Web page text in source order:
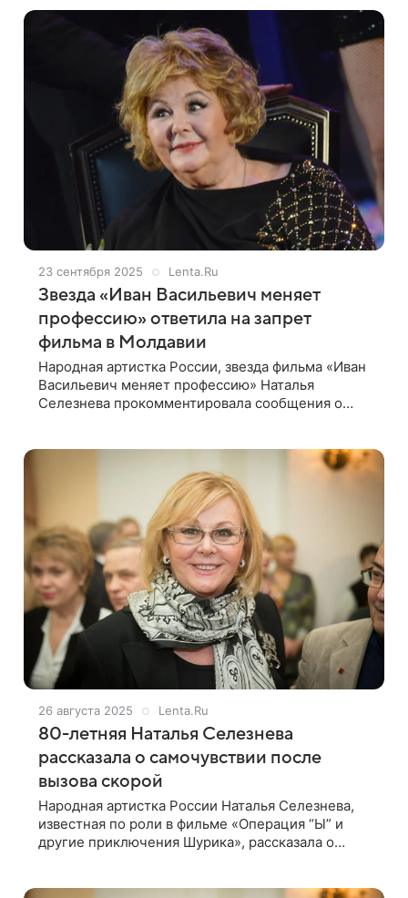
23 сентября 2025 Lenta.Ru
Звезда «Иван Васильевич меняет
профессию» ответила на запрет
фильма в Молдавии
Народная артистка России, звезда фильма «Иван
Васильевич меняет профессию» Наталья
Селезнева прокомментировала сообщения о
26 августа 2025 Lenta.Ru
80-летняя Наталья Селезнева
рассказала о самочувствии после
вызова скорой
Народная артистка России Наталья Селезнева,
известная по роли в фильме «Операция “Ы” и
другие приключения Шурика», рассказала о